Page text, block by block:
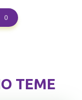
0
ТЕМЕ